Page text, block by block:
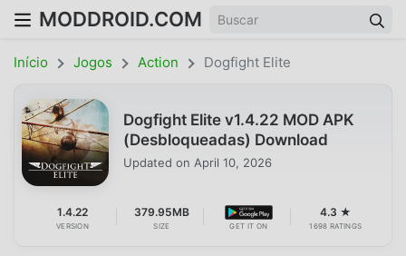
MODDROID.COM
Início Jogos Action Dogfight Elite
Dogfight Elite v1.4.22 MOD APK
(Desbloqueadas) Download
Updated on April 10, 2026
1.4.22
VERSION
379.95MB
SIZE GET IT ON
4.3 ★
1698 RATINGS